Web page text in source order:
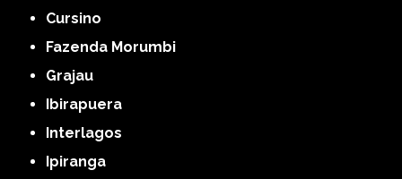
Cursino
Fazenda Morumbi
Grajau
Ibirapuera
Interlagos
Ipiranga